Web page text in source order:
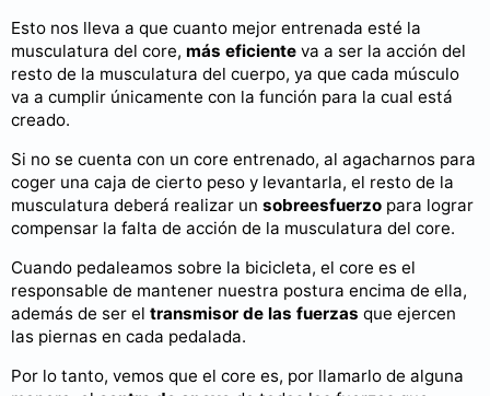
Esto nos lleva a que cuanto mejor entrenada esté la
musculatura del core, más eficiente va a ser la acción del
resto de la musculatura del cuerpo, ya que cada músculo
va a cumplir únicamente con la función para la cual está
creado.
Si no se cuenta con un core entrenado, al agacharnos para
coger una caja de cierto peso y levantarla, el resto de la
musculatura deberá realizar un sobreesfuerzo para lograr
compensar la falta de acción de la musculatura del core.
Cuando pedaleamos sobre la bicicleta, el core es el
responsable de mantener nuestra postura encima de ella,
además de ser el transmisor de las fuerzas que ejercen
las piernas en cada pedalada.
Por lo tanto, vemos que el core es, por llamarlo de alguna